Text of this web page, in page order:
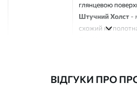
глянцевою
Штучний Холст -
схожий на
ВІДГУКИ ПРО